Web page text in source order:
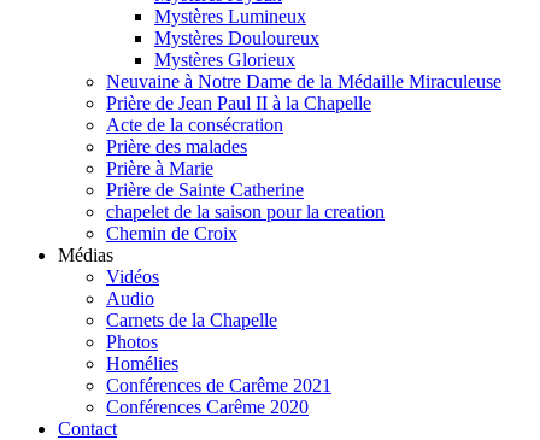
Mystères Lumineux
Mystères Douloureux
Mystères Glorieux
Neuvaine à Notre Dame de la Médaille Miraculeuse
Prière de Jean Paul II à la Chapelle
Acte de la consécration
Prière des malades
Prière à Marie
Prière de Sainte Catherine
chapelet de la saison pour la creation
Chemin de Croix
Médias
Vidéos
Audio
Carnets de la Chapelle
Photos
Homélies
Conférences de Carême 2021
Conférences Carême 2020
Contact